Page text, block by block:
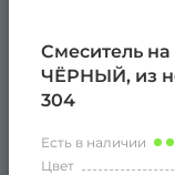
Смеситель на
ЧЁРНЫЙ, из
304
Есть в наличии
Цвет